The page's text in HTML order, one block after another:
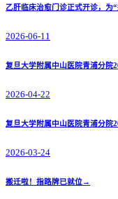
乙肝临床治愈门诊正式开诊，为“
2026-06-11
复旦大学附属中山医院青浦分院
2026-04-22
复旦大学附属中山医院青浦分院
2026-03-24
搬迁啦！指路牌已就位→